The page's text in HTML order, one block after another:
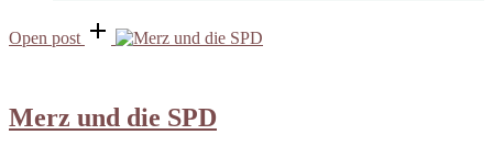
Open post
Merz und die SPD